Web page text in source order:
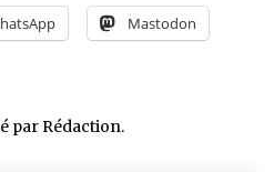
Mastodon
parRédaction.